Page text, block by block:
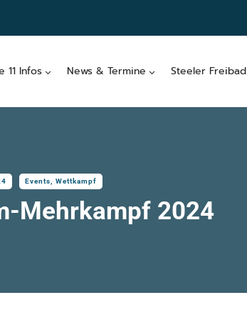
11 Infos News & Termine Steeler Freibad
Events Wettkampf
Mehrkampf 2024